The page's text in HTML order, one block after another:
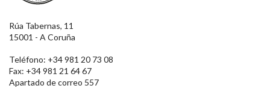
Rúa Tabernas, 11
15001 - A Coruña
Teléfono: +34 981 20 73 08
Fax: +34 981 21 64 67
Apartado de correo 557